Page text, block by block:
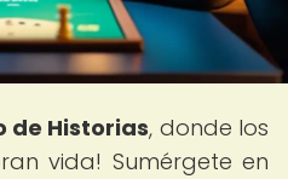
de Historias, donde los
vida! Sumérgete en